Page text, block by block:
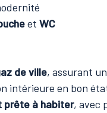
et WC
de ville, assurant
intérieure en bon
prête à habiter, avec